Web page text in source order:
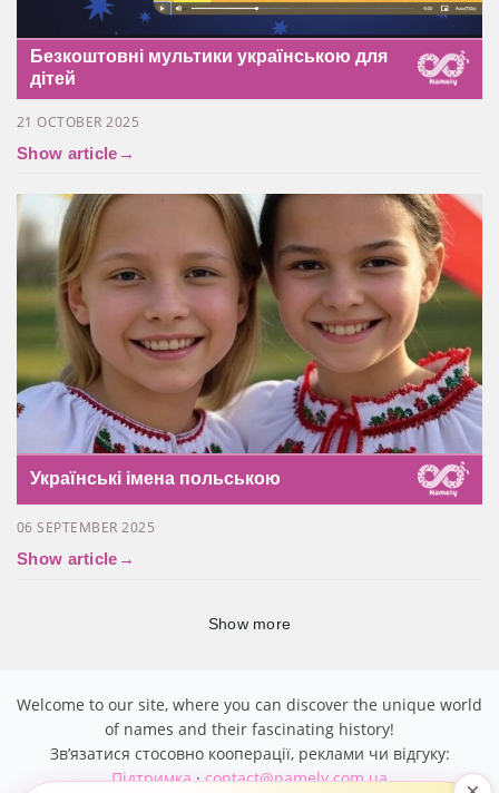
Безкоштовні мультики українською для
дітей
21 OCTOBER 2025
Show article →
Українські імена польською
06 SEPTEMBER 2025
Show article →
Show more
Welcome to our site, where you can discover the unique world
of names and their fascinating history!
Звʼязатися стосовно кооперації, реклами чи відгуку:
Підтримка·contact@namely.com.ua